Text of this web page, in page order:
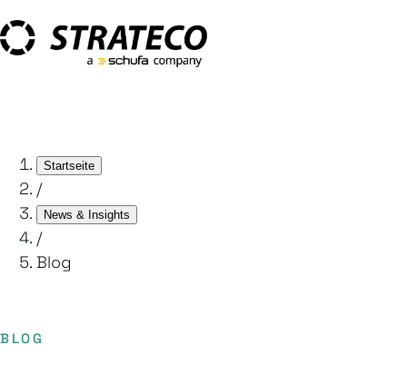
Startseite
/
News & Insights
/
Blog
BLOG